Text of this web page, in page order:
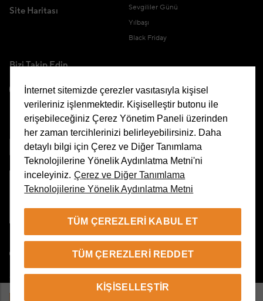
Site Haritası
Sevgililer Günü
Yılbaşı
Black Friday
Bizi Takip Edin
Uygulamamızı İndirin
© 2026 Beymen Tüm Hakları Saklıdır
İnternet sitemizde çerezler vasıtasıyla kişisel
verileriniz işlenmektedir. Kişiselleştir butonu ile
erişebileceğiniz Çerez Yönetim Paneli üzerinden
her zaman tercihlerinizi belirleyebilirsiniz. Daha
detaylı bilgi için Çerez ve Diğer Tanımlama
Teknolojilerine Yönelik Aydınlatma Metni'ni
inceleyiniz. Çerez ve Diğer Tanımlama
Teknolojilerine Yönelik Aydınlatma Metni
TÜM ÇEREZLERI KABUL ET
TÜM ÇEREZLERI REDDET
KIŞISELLEŞTIR